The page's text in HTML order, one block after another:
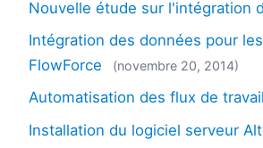
Nouvelle étude sur l'intégration
Intégration des données pour
FlowForce
(novembre 20, 2014)
Automatisation des flux de
Installation du logiciel serveur